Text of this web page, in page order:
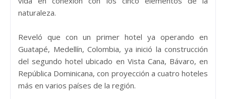
naturaleza.
Reveló que con un primer hotel ya operando en
Guatapé, Medellín, Colombia, ya inició la construcción
del segundo hotel ubicado en Vista Cana, Bávaro, en
República Dominicana, con proyección a cuatro hoteles
más en varios países de la región.